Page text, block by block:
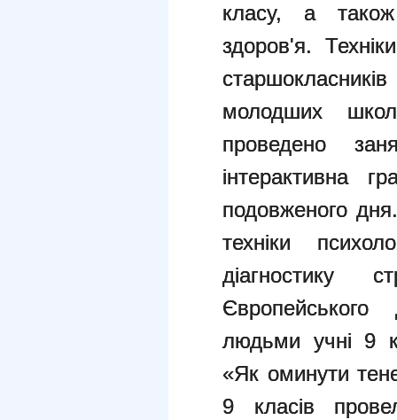
класу, а
здоров'я.
молодших
проведено
інтерактивна
подовженого
техніки
діагностику
людьми учні 9
«Як оминути
9 класів